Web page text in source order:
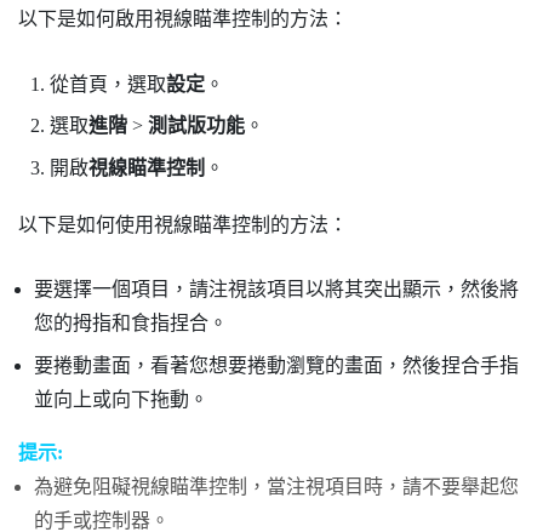
以下是如何啟用視線瞄準控制的方法：
從首頁 ，選取設定。
選取進階> 測試版功能。
開啟視線瞄準控制 。
以下是如何使用視線瞄準控制的方法：
要選擇一個項目，請注視該項目以將其突出顯示，然後將
您的拇指和食指捏合。
要捲動畫面，看著您想要捲動瀏覽的畫面，然後捏合手指
並向上或向下拖動。
提示:
為避免阻礙視線瞄準控制，當注視項目時，請不要舉起您
的手或控制器。